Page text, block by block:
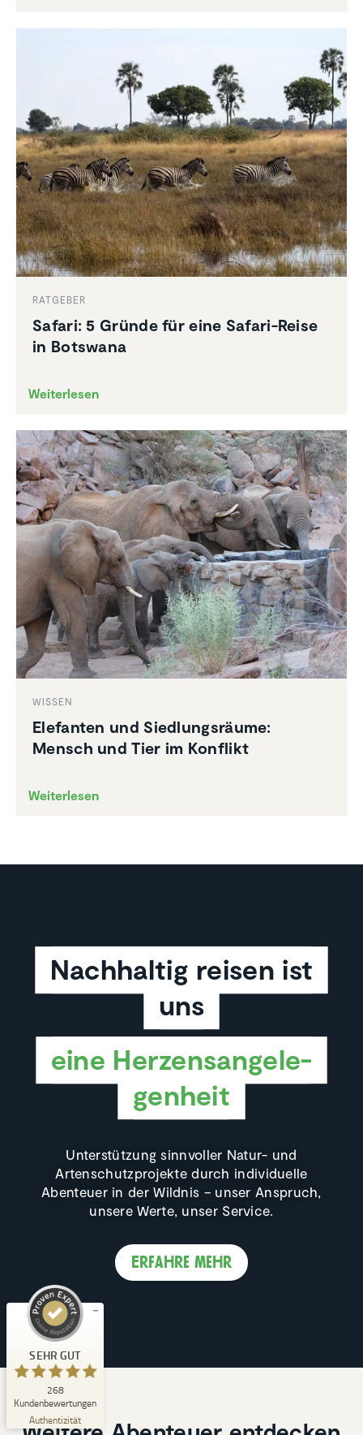
RATGEBER
Safari: 5 Gründe für eine Safari-Reise
in Botswana
Weiterlesen
WISSEN
Elefanten und Siedlungs­räume:
Mensch und Tier im Konflikt
Weiterlesen
Nachhaltig reisen ist
uns
eine Herzens­an­ge­le­
gen­heit
Unterstützung sinnvoller Natur- und
Artenschutzprojekte durch individuelle
Abenteuer in der Wildnis – unser Anspruch,
unsere Werte, unser Service.
Erfahre mehr
SEHR GUT
268
Kundenbewertungen
Authentizität
Natucate
100
%
ProvenExpert.com
4,94
/
5,00
267
anderen Quellen
Blick aufs ProvenExpert-Profil werfen